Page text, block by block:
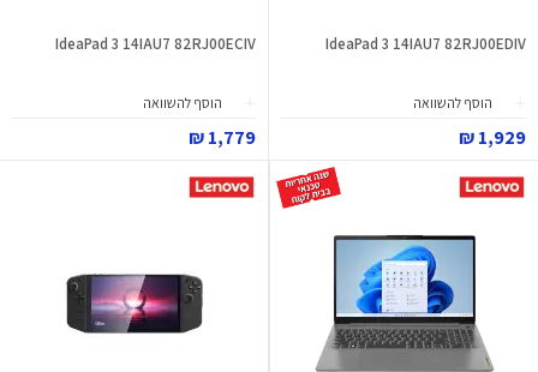
IdeaPad 3 14IAU7 82RJ00EDIV
הוסף להשוואה
1,929 ₪
IdeaPad 3 14IAU7 82RJ00ECIV
הוסף להשוואה
1,779 ₪